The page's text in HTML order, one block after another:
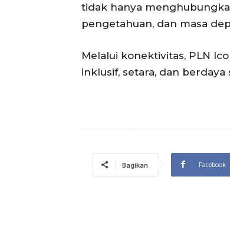
tidak hanya
pengetahuan, dan masa
Melalui konektivitas, PLN
inklusif, setara, dan
Bagikan Facebook